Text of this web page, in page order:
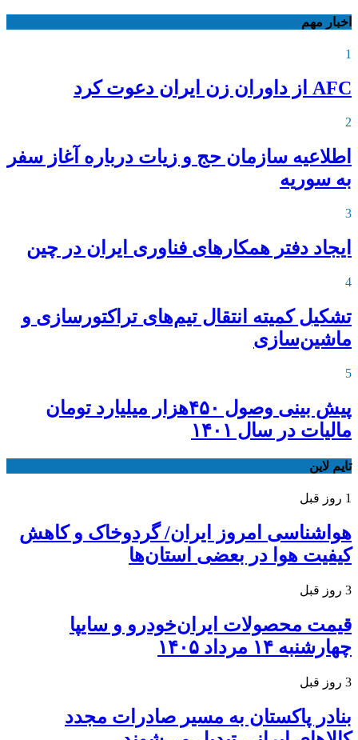
اخبار مهم
1
AFC از داوران زن ایران دعوت کرد
2
اطلاعیه‌ سازمان حج و زیات درباره آغاز سفر
به سوریه
3
ایجاد دفتر همکارهای فناوری ایران در چین
4
تشکیل کمیته انتقال تیم‌های تراکتورسازی و
ماشین‌سازی
5
پیش بینی وصول ۴۵۰هزار میلیارد تومان
مالیات در سال ۱۴۰۱
تایم لاین
1 روز قبل
هواشناسی امروز ایران/ گردوخاک و کاهش
کیفیت هوا در بعضی استان‌ها
3 روز قبل
قیمت محصولات ایران‌خودرو و سایپا
چهارشنبه ۱۴ مرداد ۱۴۰۵
3 روز قبل
بنادر پاکستان به مسیر صادرات مجدد